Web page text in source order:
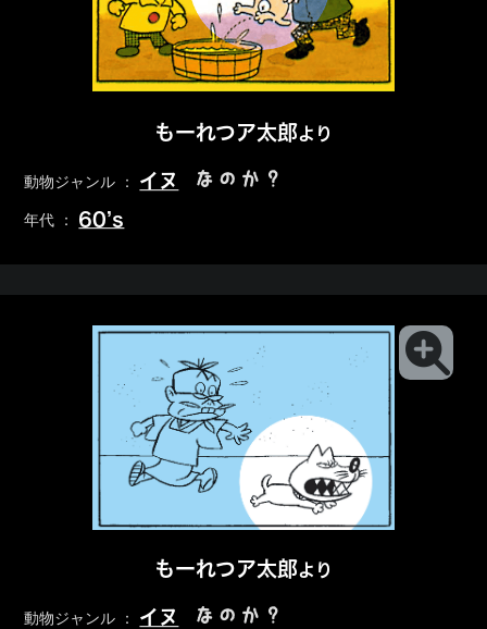
もーれつア太郎より
動物ジャンル ： イヌ なのか？
年代 ： 60’s
もーれつア太郎より
動物ジャンル ： イヌ なのか？